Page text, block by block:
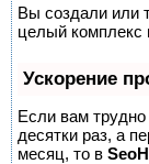
Вы создали или
целый комплекс
Ускорение
Если вам
десятки раз, а
месяц, то в